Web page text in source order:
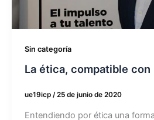
Sin categoría
La ética, compatible
ue19icp /25 de junio de 2020
Entendiendo por ética una